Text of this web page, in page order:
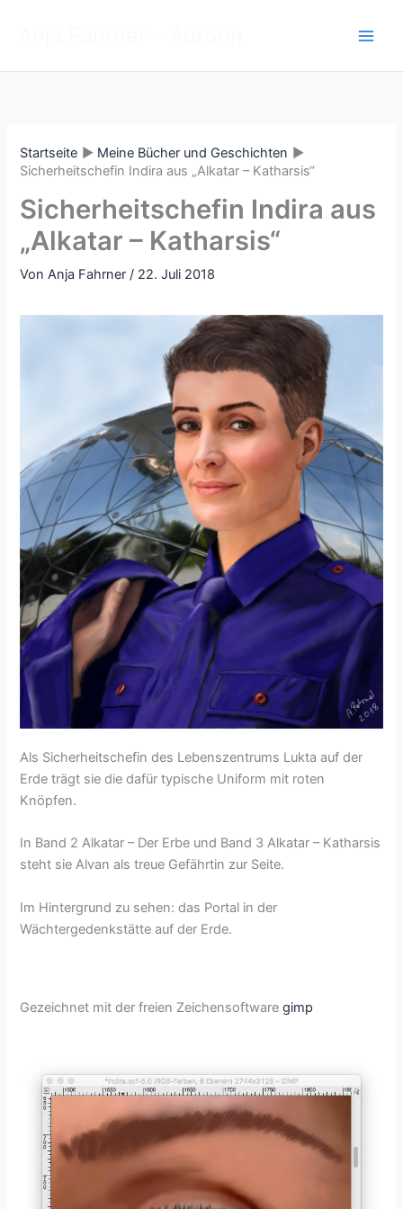
Startseite
Meine Bücher und Geschichten
Sicherheitschefin Indira aus „Alkatar – Katharsis“
Sicherheitschefin Indira aus
„Alkatar – Katharsis“
VonAnja Fahrner/ 22. Juli 2018
Als Sicherheitschefin des Lebenszentrums Lukta auf der
Erde trägt sie die dafür typische Uniform mit roten
Knöpfen.
In Band 2 Alkatar – Der Erbe und Band 3 Alkatar – Katharsis
steht sie Alvan als treue Gefährtin zur Seite.
Im Hintergrund zu sehen: das Portal in der
Wächtergedenkstätte auf der Erde.
Gezeichnet mit der freien Zeichensoftwaregimp